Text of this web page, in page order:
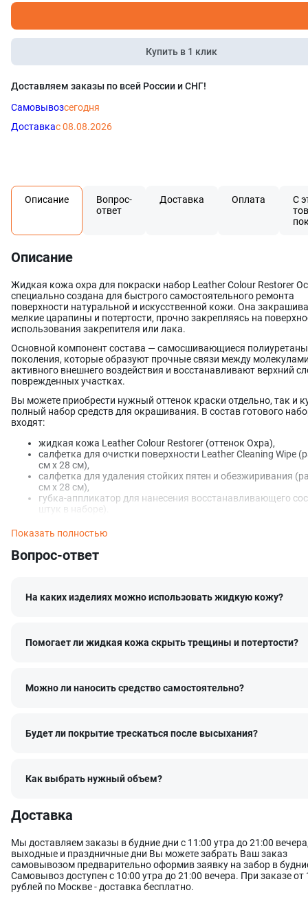
Купить в 1 клик
Доставляем заказы по всей России и СНГ!
Самовывозсегодня
Доставкас 08.08.2026
Описание
Вопрос-
ответ
Доставка Оплата
С
Описание
Жидкая кожа охра для покраски набор Leather Colour Restorer
специально создана для быстрого самостоятельного ремонта
поверхности натуральной и искусственной кожи. Она
мелкие царапины и потертости, прочно закрепляясь на
использования закрепителя или лака.
Основной компонент состава — самосшивающиеся
поколения, которые образуют прочные связи между
активного внешнего воздействия и восстанавливают верхний
поврежденных участках.
Вы можете приобрести нужный оттенок краски отдельно, так и
полный набор средств для окрашивания. В состав готового
входят:
жидкая кожа Leather Colour Restorer (оттенок Охра),
салфетка для очистки поверхности Leather Cleaning Wipe
см x 28 см),
салфетка для удаления стойких пятен и обезжиривания
см x 28 см),
губка-аппликатор для нанесения восстанавливающего
штук в наборе).
Средство для ремонта и восстановления кожи отличается:
повышенной укрывистостью (расход краски для
одного автомобильного сиденья примерно 60 мл);
свойства);
высокой устойчивостью к истиранию и температурам
Как выбрать правильный оттенок
каталога LeTech соответствует оттенку RAL 1034 Pastel yellow.
нужный в готовых наборах, мы рекомендуем обратиться к
специалистам
для индивидуального подбора цвета
автомобильной кожи,
кожгалантереи.
Жидкая кожа охра для покраски набор Leather Colour Restorer
продукт All-in-One («все в одном») с восстанавливающим
который подойдет для крашеной натуральной кожи, винила и
Продукт уже готов к использованию, поэтому идеален для
Показать полностью
Вопрос-ответ
На каких изделиях можно использовать жидкую кожу?
Помогает ли жидкая кожа скрыть трещины и потертости?
Можно ли наносить средство самостоятельно?
Будет ли покрытие трескаться после высыхания?
Как выбрать нужный объем?
Доставка
Мы доставляем заказы в будние дни с 11:00 утра до 21:00
выходные и праздничные дни Вы можете забрать Ваш заказ
самовывозом предварительно оформив заявку на забор в
Самовывоз доступен с 10:00 утра до 21:00 вечера. При заказе от
рублей по Москве - доставка бесплатно.
Оставить заявку
Ваше имя
Данные формы отправлены
Оставить заявку
Данные формы отправлены